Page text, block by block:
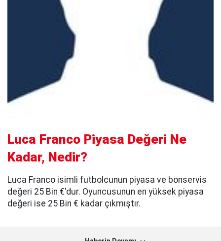
Luca Franco Piyasa Değeri Ne
Kadar, Nedir?
Luca Franco isimli futbolcunun piyasa ve bonservis
değeri 25 Bin €'dur. Oyuncusunun en yüksek piyasa
değeri ise 25 Bin € kadar çıkmıştır.